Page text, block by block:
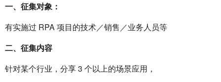
一、征集对象：
有实施过 RPA 项目的技术／销售／业务人员等
二、征集内容
针对某个行业，分享 3 个以上的场景应用，